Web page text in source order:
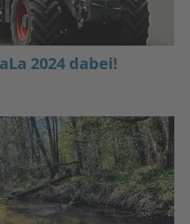
2024 dabei!